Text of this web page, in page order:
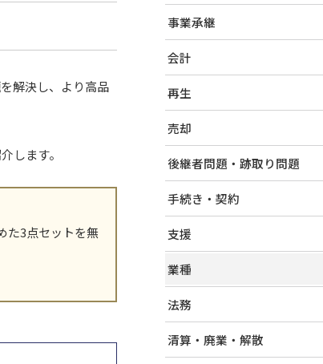
解決し、より高品
します。
た3点セットを無
事業承継
会計
再生
売却
後継者問題・跡取り問題
手続き・契約
支援
業種
法務
清算・廃業・解散